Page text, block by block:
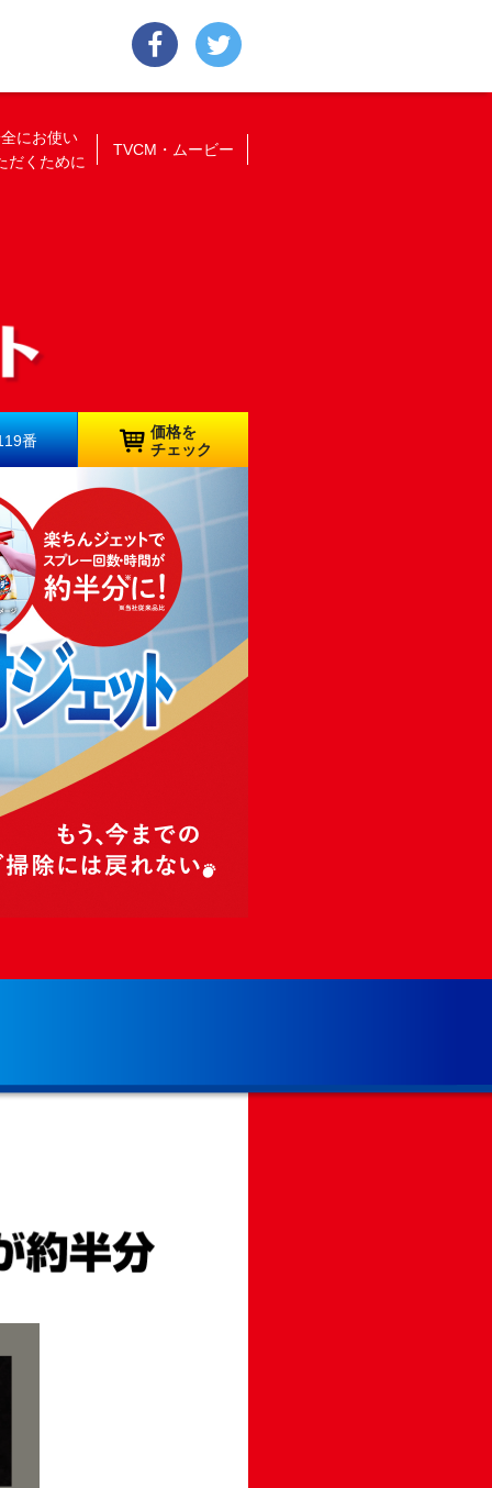
にお使い
だくために
TVCM・ムービー
番
価格を
チェック